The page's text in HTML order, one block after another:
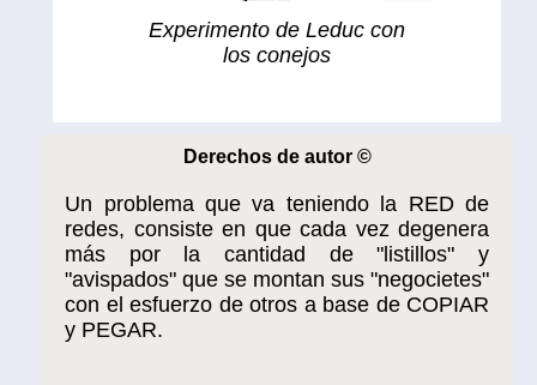
Experimento de Leduc con
los conejos
Derechos de autor ©
Un problema que va teniendo la RED de
redes, consiste en que cada vez degenera
más por la cantidad de "listillos" y
"avispados" que se montan sus "negocietes"
con el esfuerzo de otros a base de COPIAR
y PEGAR.